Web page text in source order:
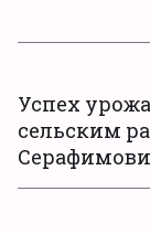
Успех
сельским